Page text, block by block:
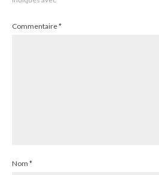
Commentaire*
Nom *